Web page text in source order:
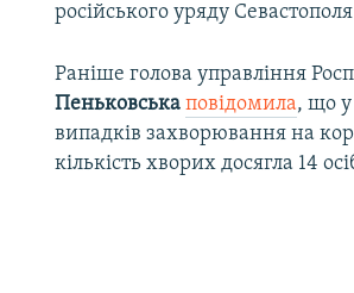
російського уряду
Раніше голова управління
Пеньковськаповідомила, що у
випадків захворювання на
кількість хворих досягла 14